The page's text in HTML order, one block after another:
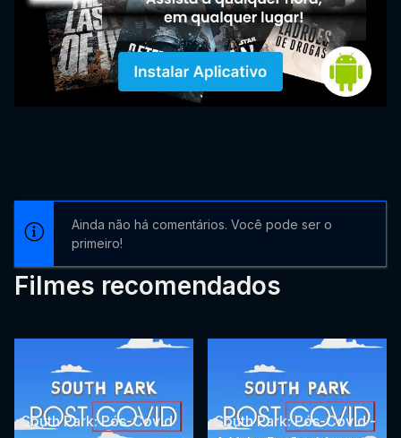
Ainda não há comentários. Você pode ser o
primeiro!
Filmes recomendados
South Park: Pós-Covid
South Park: Pós-Covid -